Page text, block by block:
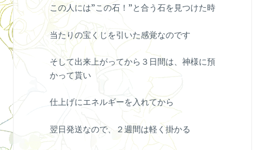
この人には”この石！”と合う石を見つけた時
当たりの宝くじを引いた感覚なのです
そして出来上がってから３日間は、神様に預
かって貰い
仕上げにエネルギーを入れてから
翌日発送なので、２週間は軽く掛かる